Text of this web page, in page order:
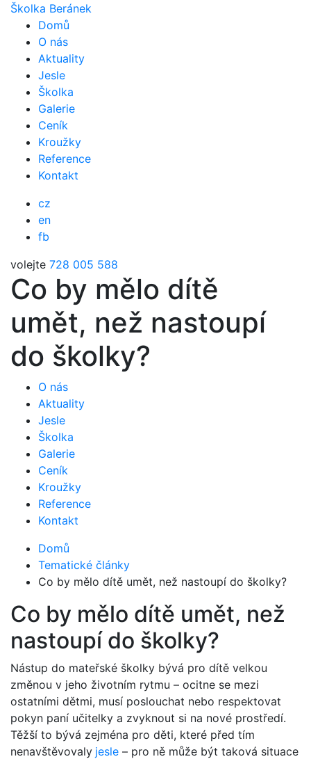
Školka Beránek
Domů
O nás
Aktuality
Jesle
Školka
Galerie
Ceník
Kroužky
Reference
Kontakt
cz
en
fb
volejte 728 005 588
Co by mělo dítě
umět, než nastoupí
do školky?
O nás
Aktuality
Jesle
Školka
Galerie
Ceník
Kroužky
Reference
Kontakt
Domů
Tematické články
Co by mělo dítě umět, než nastoupí do školky?
Co by mělo dítě umět, než
nastoupí do školky?
Nástup do mateřské školky bývá pro dítě velkou
změnou v jeho životním rytmu – ocitne se mezi
ostatními dětmi, musí poslouchat nebo respektovat
pokyn paní učitelky a zvyknout si na nové prostředí.
Těžší to bývá zejména pro děti, které před tím
nenavštěvovaly jesle – pro ně může být taková situace